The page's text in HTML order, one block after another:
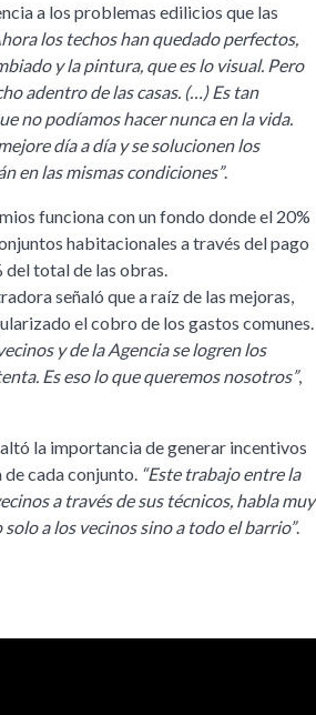
a los problemas edilicios que las
los techos han quedado perfectos,
y la pintura, que es lo visual. Pero
adentro de las casas. (…) Es tan
no podíamos hacer nunca en la vida.
día a día y se solucionen los
en las mismas condiciones”.
funciona con un fondo donde el 20%
habitacionales a través del pago
del total de las obras.
señaló que a raíz de las mejoras,
el cobro de los gastos comunes.
y de la Agencia se logren los
Es eso lo que queremos nosotros”,
la importancia de generar incentivos
cada conjunto. “Este trabajo entre la
a través de sus técnicos, habla muy
a los vecinos sino a todo el barrio”.